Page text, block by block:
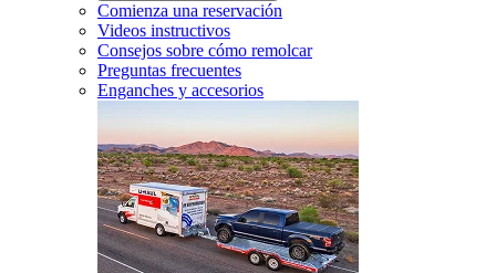
Comienza una reservación
Videos instructivos
Consejos sobre cómo remolcar
Preguntas frecuentes
Enganches y accesorios